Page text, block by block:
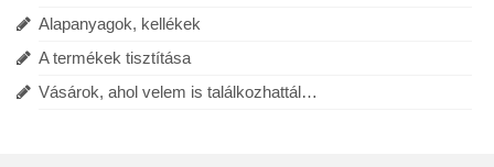
Alapanyagok, kellékek
A termékek tisztítása
Vásárok, ahol velem is találkozhattál…